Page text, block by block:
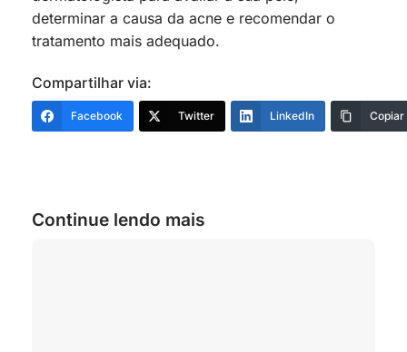
determinar a causa da acne e recomendar o
tratamento mais adequado.
Compartilhar via:
Facebook Twitter LinkedIn Copiar
Continue lendo mais